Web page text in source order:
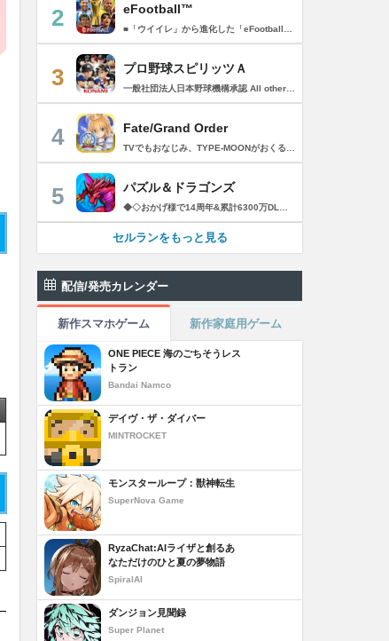
2 eFootball™
3 プロ野球スピリッツＡ
4 Fate/Grand Order
5 パズル＆ドラゴンズ
セルランをもっと見る
配信/発売カレンダー
新作スマホゲーム 新作家庭用ゲーム
ONE PIECE 海のごちそうレス
トラン
Bandai Namco
デイヴ・ザ・ダイバー
MINTROCKET
モンスターループ：獣神転生
SuperNova Game
RyzaChat:AIライザと創るあ
なただけのひと夏の夢物語
SpiralAI
ダンジョン見聞録
Super Planet